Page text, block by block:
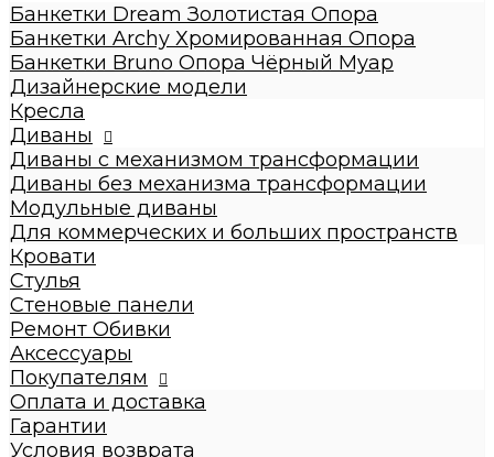
Банкетки
Банкетки Dream Золотистая Опора
Банкетки Archy Хромированная Опора
Банкетки Bruno Опора Чёрный Муар
Дизайнерские модели
Кресла
Диваны
Диваны с механизмом трансформации
Диваны без механизма трансформации
Модульные диваны
Для коммерческих и больших пространств
Кровати
Детские кровати
Кровати взрослые
Стулья
Стеновые панели
Ремонт Обивки
Галерея
Банкетки Dream Золотистая Опора
Банкетки Archy Хромированная Опора
Банкетки Bruno Опора Чёрный Муар
Дизайнерские модели
Кресла
Диваны
Диваны с механизмом трансформации
Диваны без механизма трансформации
Модульные диваны
Для коммерческих и больших пространств
Кровати
Стулья
Стеновые панели
Ремонт Обивки
Аксессуары
Покупателям
Оплата и доставка
Гарантии
Условия возврата